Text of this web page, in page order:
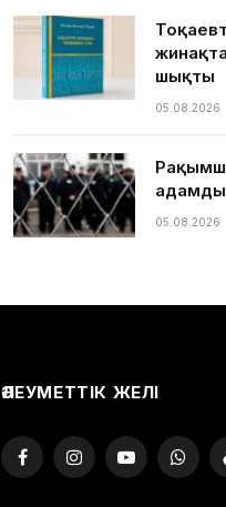
шықты
05.08.2026
адамды
05.08.2026
ӘЛЕУМЕТТІК ЖЕЛІ
FacebookInstagramYouTube